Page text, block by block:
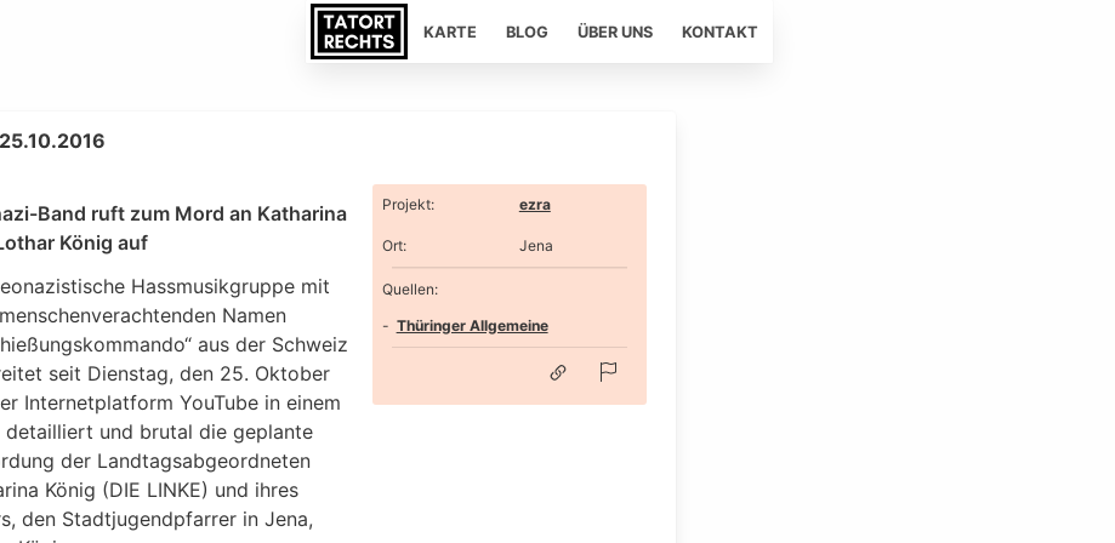
KARTE BLOG ÜBER UNS KONTAKT
Band ruft zum Mord an Katharina
König auf
Hassmusikgruppe mit
Namen
aus der Schweiz
seit Dienstag, den 25. Oktober
Internetplatform YouTube in einem
detailliert und brutal die geplante
der Landtagsabgeordneten
König (DIE LINKE) und ihres
den Stadtjugendpfarrer in Jena,
Projekt: ezra
Ort: Jena
Quellen:
Thüringer Allgemeine